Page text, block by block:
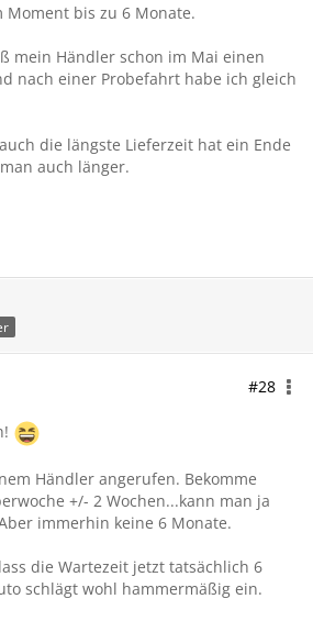
bis zu 6 Monate.
mein Händler schon im Mai einen
nach einer Probefahrt habe ich gleich
die längste Lieferzeit hat ein Ende
auch länger.
#28
Händler angerufen. Bekomme
+/- 2 Wochen...kann man ja
immerhin keine 6 Monate.
die Wartezeit jetzt tatsächlich 6
schlägt wohl hammermäßig ein.